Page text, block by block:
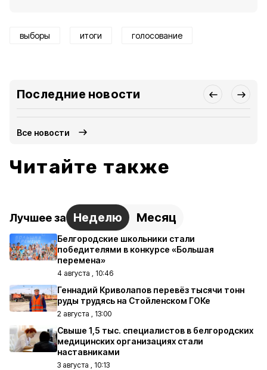
выборы итоги голосование
Последние новости
Все новости
Читайте также
Лучшее за Неделю Месяц
Белгородские школьники стали
победителями в конкурсе «Большая
перемена»
4 августа , 10:46
Геннадий Криволапов перевёз тысячи тонн
руды трудясь на Стойленском ГОКе
2 августа , 13:00
Свыше 1,5 тыс. специалистов в белгородских
медицинских организациях стали
наставниками
3 августа , 10:13